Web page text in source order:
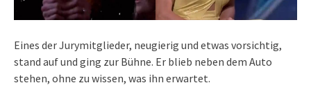
Eines der Jurymitglieder, neugierig und etwas vorsichtig,
stand auf und ging zur Bühne. Er blieb neben dem Auto
stehen, ohne zu wissen, was ihn erwartet.